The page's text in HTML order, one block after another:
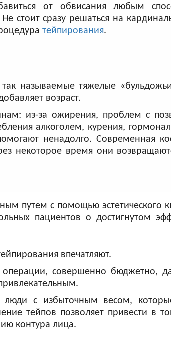
от обвисания любым
стоит сразу решаться на
тейпирования.
называемые тяжелые
возраст.
из-за ожирения, проблем с
алкоголем, курения,
ненадолго. Современная
некоторое время они
путем с помощью эстетического
пациентов о достигнутом
впечатляют.
операции, совершенно
люди с избыточным весом,
тейпов позволяет привести в
контура лица.